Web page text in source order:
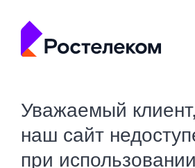
Уважаемый клиент,
наш сайт
при